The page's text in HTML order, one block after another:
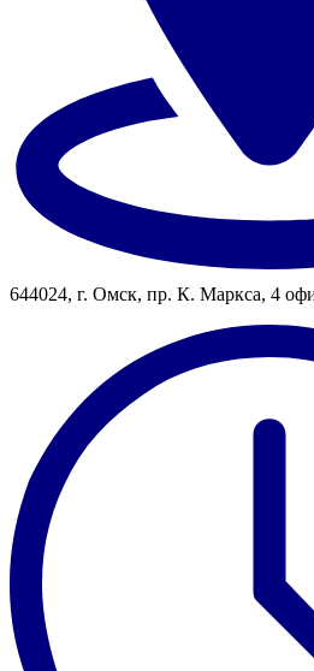
644024, г. Омск, пр. К. Маркса, 4